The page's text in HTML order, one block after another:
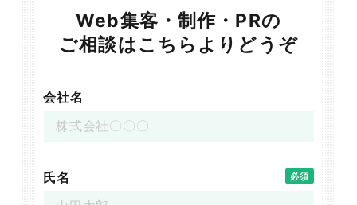
Web集客・制作・PRの
ご相談はこちらよりどうぞ
会社名
氏名 必須